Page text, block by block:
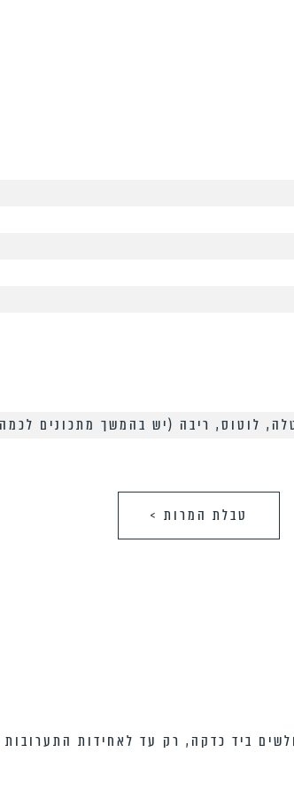
לוטוס, ריבה (יש בהמשך מתכונים
טבלת המרות >
ביד כדקה, רק עד לאחידות התערובות